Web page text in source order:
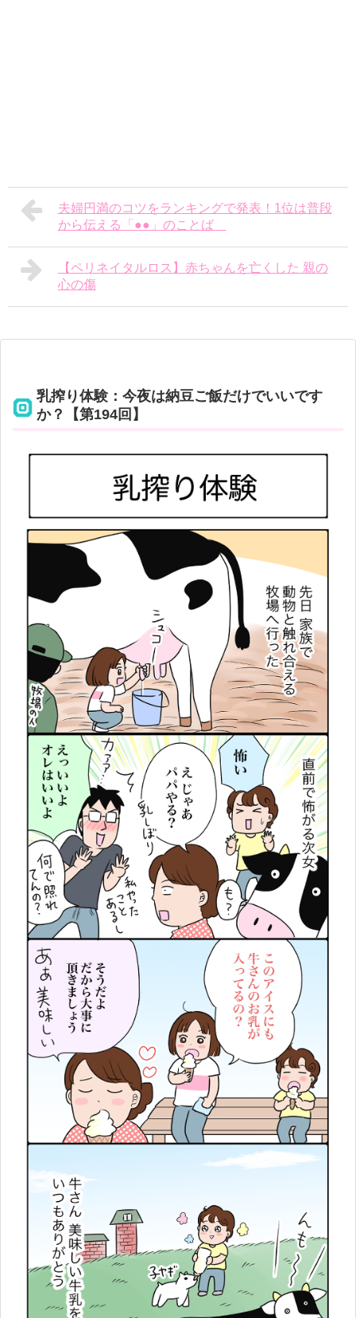
夫婦円満のコツをランキングで発表！1位は普段
から伝える「●●」のことば
【ペリネイタルロス】赤ちゃんを亡くした 親の
心の傷
乳搾り体験：今夜は納豆ご飯だけでいいです
か？【第194回】